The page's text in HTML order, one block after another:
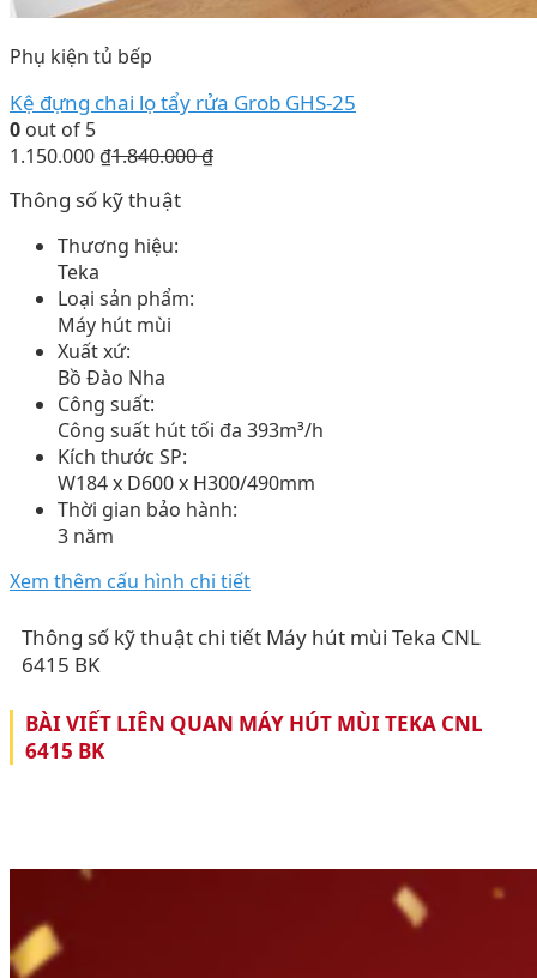
Phụ kiện tủ bếp
Kệ đựng chai lọ tẩy rửa Grob GHS-25
0 out of 5
1.150.000 ₫1.840.000₫
Thông số kỹ thuật
Thương hiệu:
Teka
Loại sản phẩm:
Máy hút mùi
Xuất xứ:
Bồ Đào Nha
Công suất:
Công suất hút tối đa 393m³/h
Kích thước SP:
W184 x D600 x H300/490mm
Thời gian bảo hành:
3 năm
Xem thêm cấu hình chi tiết
Thông số kỹ thuật chi tiết Máy hút mùi Teka CNL
6415 BK
BÀI VIẾT LIÊN QUAN MÁY HÚT MÙI TEKA CNL
6415 BK